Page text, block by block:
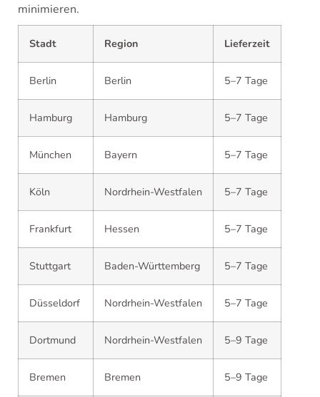
minimieren.
Stadt Region Lieferzeit
Berlin Berlin 5–7 Tage
Hamburg Hamburg 5–7 Tage
München Bayern 5–7 Tage
Köln Nordrhein-Westfalen 5–7 Tage
Frankfurt Hessen 5–7 Tage
Stuttgart Baden-Württemberg 5–7 Tage
Düsseldorf Nordrhein-Westfalen 5–7 Tage
Dortmund Nordrhein-Westfalen 5–9 Tage
Bremen Bremen 5–9 Tage